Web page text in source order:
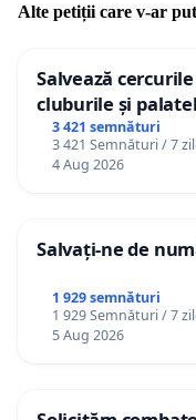
Alte petiții care v-ar
Salvează
cluburile și
3 421 semnături
3 421 Semnături / 7
4 Aug 2026
Salvați-ne de
1 929 semnături
1 929 Semnături / 7
5 Aug 2026